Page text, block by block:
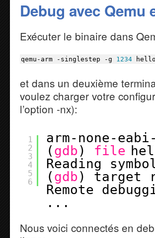
Debug avec Qemu
Exécuter le binaire dans
qemu-arm -singlestep -g 1234
et dans un deuxième
voulez charger votre
l’option -nx):
1
2
3
4
5
6
arm-none-eabi-
( gdb ) file
Reading
( gdb ) target
Remote
...
Nous voici connectés en